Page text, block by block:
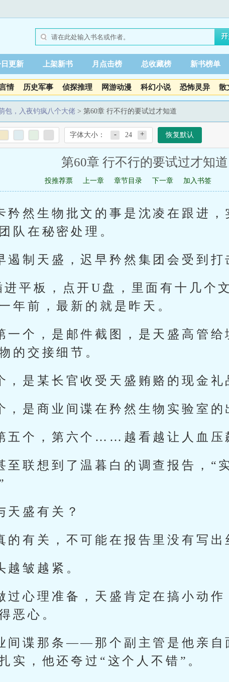
更新 上架新书 月点击榜 总收藏榜 新书榜单
情 历史军事 侦探推理 网游动漫 科幻小说 恐怖灵异 散
包，入夜钓疯八个大佬 > 第60章 行不行的要试过才知道
字体大小： - 24 + 恢复默认
第60章 行不行的要试过才知道
投推荐票 上一章 章节目录 下一章 加入书签
矜然生物批文的事是沈凌在跟进
队在秘密处理。
遏制天盛，迟早矜然集团会受到打
进平板，点开U盘，里面有十几个
年前，最新的就是昨天。
一个，是邮件截图，是天盛高管给
的交接细节。
，是某长官收受天盛贿赂的现金礼
，是商业间谍在矜然生物实验室的
五个，第六个……越看越让人血压
至联想到了温暮白的调查报告，“
天盛有关？
的有关，不可能在报告里没有写出
越皱越紧。
过心理准备，天盛肯定在搞小动
恶心。
间谍那条——那个副主管是他亲自
实，他还夸过“这个人不错”。